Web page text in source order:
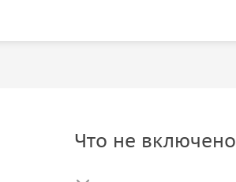
Что не включено